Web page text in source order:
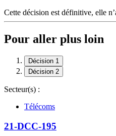
Cette décision est définitive, elle
Pour aller plus loin
Décision 1
Décision 2
Secteur(s) :
Télécoms
21-DCC-195